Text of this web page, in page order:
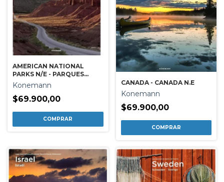
AMERICAN NATIONAL
PARKS N/E - PARQUES
NACIONALES DE ESTADOS
UNIDOS N.E
Konemann
$69.900,00
CANADA - CANADA N.E
Konemann
$69.900,00